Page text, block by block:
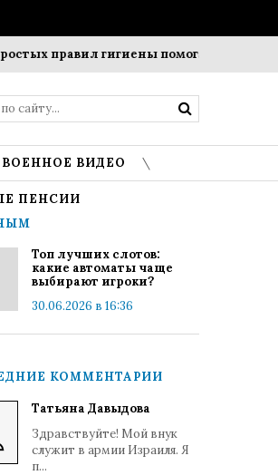
правил гигиены помогает
ВОЕННОЕ ВИДЕО
ПЕНСИИ
Топ лучших слотов:
какие автоматы чаще
выбирают игроки?
30.06.2026 в 16:36
КОММЕНТАРИИ
Татьяна Давыдова
Здравствуйте! Мой внук
служит в армии Израиля. Я
п...